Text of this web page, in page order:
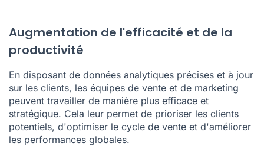
Augmentation de l'efficacité et de la
productivité
En disposant de données analytiques précises et à jour
sur les clients, les équipes de vente et de marketing
peuvent travailler de manière plus efficace et
stratégique. Cela leur permet de prioriser les clients
potentiels, d'optimiser le cycle de vente et d'améliorer
les performances globales.